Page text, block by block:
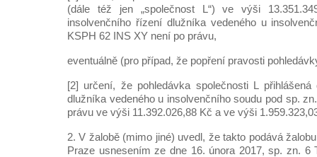
(dále též jen „společnost L“) ve výši
insolvenčního řízení dlužníka vedeného u
KSPH 62 INS XY není po právu,
eventuálně (pro případ, že popření pravosti
[2] určení, že pohledávka společnosti L
dlužníka vedeného u insolvenčního soudu pod sp.
právu ve výši 11.392.026,88 Kč a ve výši
2. V žalobě (mimo jiné) uvedl, že takto podává
Praze usnesením ze dne 16. února 2017, sp. zn. 6